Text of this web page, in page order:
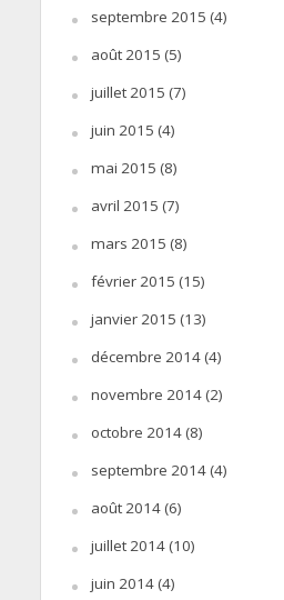
septembre 2015 (4)
août 2015 (5)
juillet 2015 (7)
juin 2015 (4)
mai 2015 (8)
avril 2015 (7)
mars 2015 (8)
février 2015 (15)
janvier 2015 (13)
décembre 2014(4)
novembre 2014(2)
octobre 2014(8)
septembre 2014(4)
août 2014(6)
juillet 2014(10)
juin 2014(4)